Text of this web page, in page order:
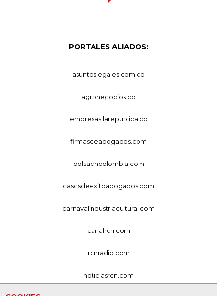
PORTALES ALIADOS:
asuntoslegales.com.co
agronegocios.co
empresas.larepublica.co
firmasdeabogados.com
bolsaencolombia.com
casosdeexitoabogados.com
carnavalindustriacultural.com
canalrcn.com
rcnradio.com
noticiasrcn.com